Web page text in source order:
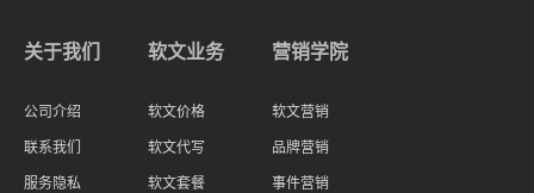
关于我们
公司介绍
联系我们
服务隐私
软文业务
软文价格
软文代写
软文套餐
营销学院
软文营销
品牌营销
事件营销